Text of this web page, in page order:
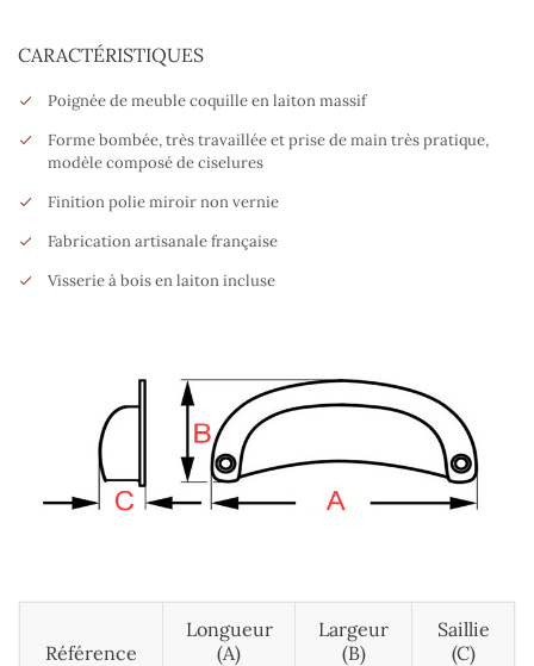
CARACTÉRISTIQUES
Poignée de meuble coquille en laiton massif
Forme bombée, très travaillée et prise de main très pratique,
modèle composé de ciselures
Finition polie miroir non vernie
Fabrication artisanale française
Visserie à bois en laiton incluse
Référence
Longueur
(A)
Largeur
(B)
Saillie
(c)